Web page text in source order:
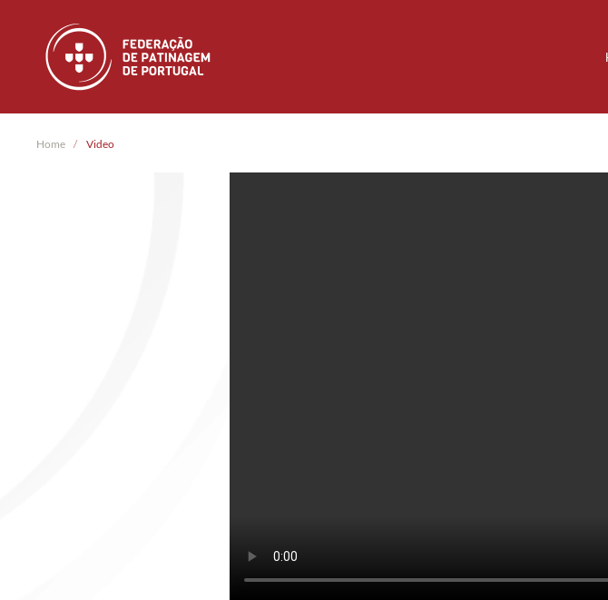
Skip to main content
Home Video